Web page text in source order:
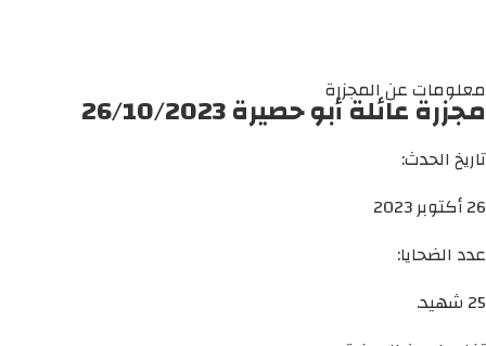
معلومات عن المجزرة
مجزرة عائلة أبو حصيرة 26/10/2023
تاريخ الحدث:
26 أكتوبر 2023
عدد الضحايا:
25 شهيد.